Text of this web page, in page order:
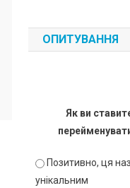
ОПИТУВАННЯ
Як ви
Позитивно, ця
унікальним